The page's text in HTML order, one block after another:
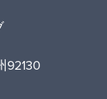
92130